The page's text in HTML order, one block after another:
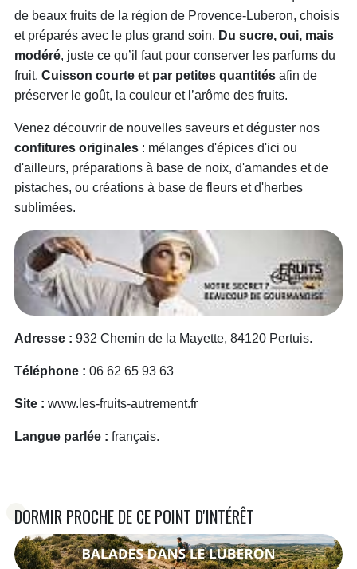
de beaux fruits de la région de Provence‑Luberon, choisis
et préparés avec le plus grand soin. Du sucre, oui, mais
modéré, juste ce qu’il faut pour conserver les parfums du
fruit. Cuisson courte et par petites quantitésafin de
préserver le goût, la couleur et l’arôme des fruits.
Venez découvrir de nouvelles saveurs et déguster nos
confitures originales: mélanges d'épices d'ici ou
d'ailleurs, préparations à base de noix, d'amandes et de
pistaches, ou créations à base de fleurs et d'herbes
sublimées.
Adresse : 932 Chemin de la Mayette, 84120 Pertuis.
Téléphone : 06 62 65 93 63
Site : www.les-fruits-autrement.fr
Langue parlée : français.
DORMIR PROCHE DE CE POINT D'INTÉRÊT